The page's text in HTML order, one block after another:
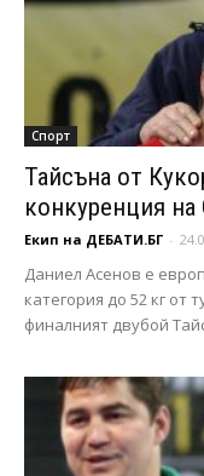
Спорт
Тайсъна от
конкуренция
Екип на ДЕБАТИ.БГ -
Даниел Асенов е
категория до 52 кг от
финалният двубой